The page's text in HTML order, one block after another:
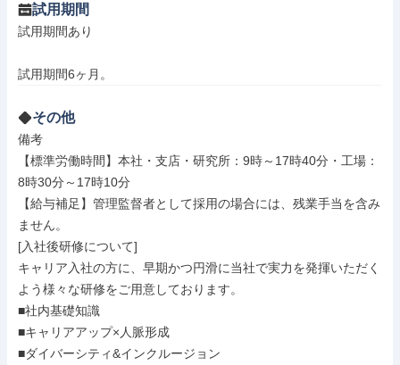
試用期間
試用期間あり
試用期間6ヶ月。
その他
備考
【標準労働時間】本社・支店・研究所：9時～17時40分・工場：
8時30分～17時10分
【給与補足】管理監督者として採用の場合には、残業手当を含み
ません。
[入社後研修について]
キャリア入社の方に、早期かつ円滑に当社で実力を発揮いただく
よう様々な研修をご用意しております。
■社内基礎知識
■キャリアアップ×人脈形成
■ダイバーシティ&インクルージョン